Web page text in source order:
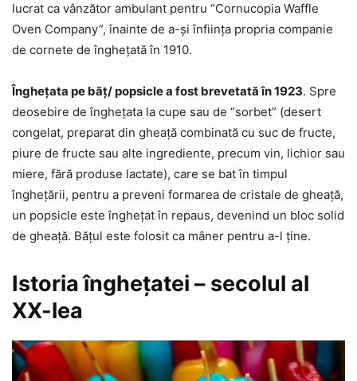
lucrat ca vânzător ambulant pentru “Cornucopia Waffle
Oven Company”, înainte de a-și înființa propria companie
de cornete de înghețată în 1910.
Îngheţata pe băţ/ popsicle a fost brevetată în 1923. Spre
deosebire de înghețata la cupe sau de “sorbet” (desert
congelat, preparat din gheață combinată cu suc de fructe,
piure de fructe sau alte ingrediente, precum vin, lichior sau
miere, fără produse lactate), care se bat în timpul
înghețării, pentru a preveni formarea de cristale de gheață,
un popsicle este înghețat în repaus, devenind un bloc solid
de gheață. Bățul este folosit ca mâner pentru a-l ține.
Istoria îngheţatei – secolul al
XX-lea